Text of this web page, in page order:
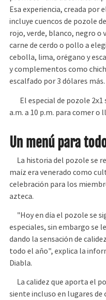
Esa experiencia, creada por
incluye cuencos de pozole
rojo, verde, blanco, negro o
carne de cerdo o pollo a
cebolla, lima, orégano y
y complementos como
escalfado por 3 dólares más.
El especial de pozole 2x1
a.m. a 10 p.m. para comer o
Un menú para
La historia del pozole se
maíz era venerado como
celebración para los
azteca.
"Hoy en día el pozole se
especiales, sin embargo se
dando la sensación de
todo el año", explica la
Diabla.
La calidez que aporta el
siente incluso en lugares de